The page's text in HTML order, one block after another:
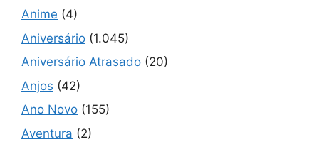
Anime (4)
Aniversário (1.045)
Aniversário Atrasado (20)
Anjos (42)
Ano Novo (155)
Aventura (2)